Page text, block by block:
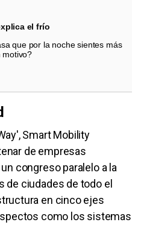
el frío
que por la noche sientes más
motivo?
Smart Mobility
de empresas
congreso paralelo a la
de ciudades de todo el
en cinco ejes
como los sistemas